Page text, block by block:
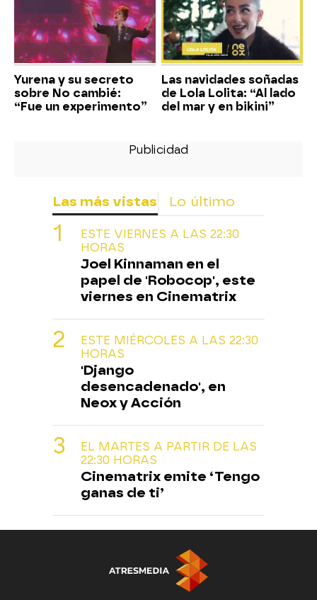
Yurena y su secreto
sobre No cambié:
“Fue un experimento”
Las navidades soñadas
de Lola Lolita: “Al lado
del mar y en bikini”
Las más vistas Lo último
ESTE VIERNES A LAS 22:30
HORAS
Joel Kinnaman en el
papel de 'Robocop', este
viernes en Cinematrix
ESTE MIÉRCOLES A LAS 22:30
HORAS
'Django
desencadenado', en
Neox y Acción
EL MARTES A PARTIR DE LAS
22:30 HORAS
Cinematrix emite ‘Tengo
ganas de ti’